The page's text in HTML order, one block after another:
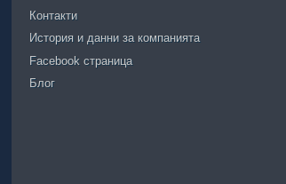
Контакти
История и данни за компанията
Facebook страница
Блог